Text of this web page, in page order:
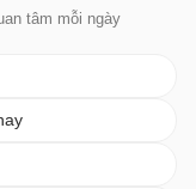
tâm mỗi ngày